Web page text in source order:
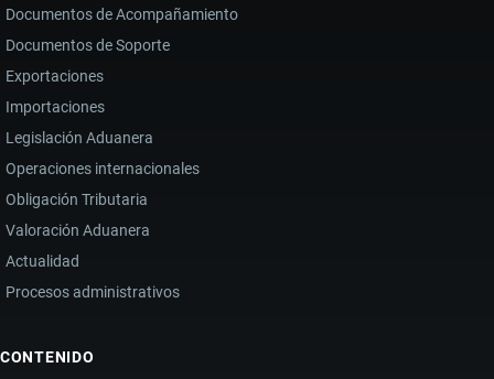
IMPACTO
EN
LA
ECONOMÍA
DE
ECUADOR
Documentos de Acompañamiento
Documentos de Soporte
Exportaciones
Importaciones
Legislación Aduanera
Operaciones internacionales
Obligación Tributaria
Valoración Aduanera
Actualidad
Procesos administrativos
CONTENIDO